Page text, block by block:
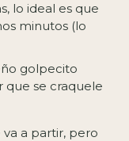
lo ideal es que
minutos (lo
golpecito
que se craquele
va a partir, pero